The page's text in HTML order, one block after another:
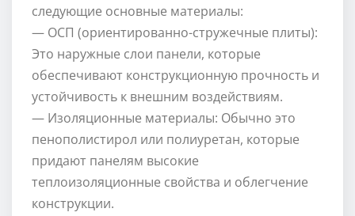
следующие основные материалы:
— ОСП (ориентированно-стружечные плиты):
Это наружные слои панели, которые
обеспечивают конструкционную прочность и
устойчивость к внешним воздействиям.
— Изоляционные материалы: Обычно это
пенополистирол или полиуретан, которые
придают панелям высокие
теплоизоляционные свойства и облегчение
конструкции.